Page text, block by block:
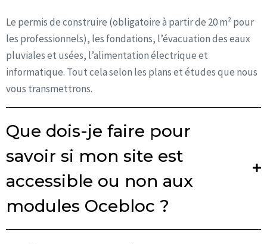
Le permis de construire (obligatoire à partir de 20 m² pour
les professionnels), les fondations, l’évacuation des eaux
pluviales et usées, l’alimentation électrique et
informatique. Tout cela selon les plans et études que nous
vous transmettrons.
Que dois-je faire pour
savoir si mon site est
accessible ou non aux
modules Ocebloc ?